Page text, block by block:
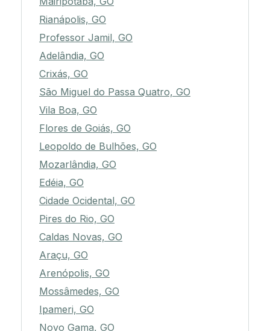
Rianápolis, GO
Professor Jamil, GO
Adelândia, GO
Crixás, GO
São Miguel do Passa Quatro, GO
Vila Boa, GO
Flores de Goiás, GO
Leopoldo de Bulhões, GO
Mozarlândia, GO
Edéia, GO
Cidade Ocidental, GO
Pires do Rio, GO
Caldas Novas, GO
Araçu, GO
Arenópolis, GO
Mossâmedes, GO
Ipameri, GO
Novo Gama, GO